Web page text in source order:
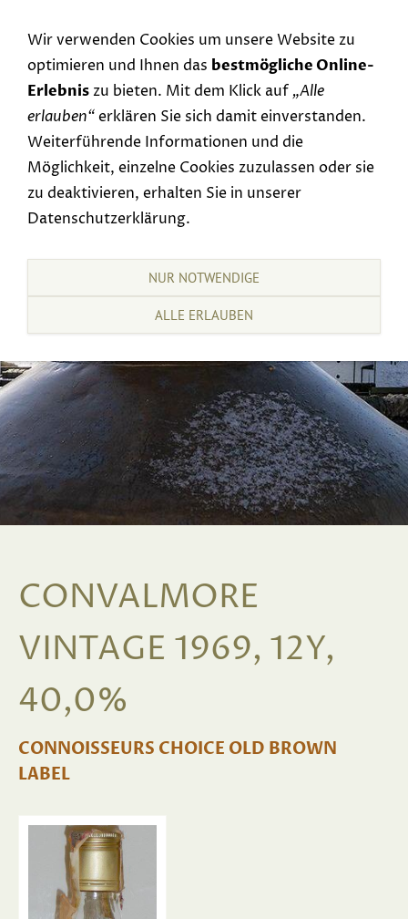
CONVALMORE
VINTAGE 1969, 12Y,
40,0%
CONNOISSEURS CHOICE OLD BROWN
LABEL
Wir verwenden Cookies um unsere Website zu
optimieren und Ihnen das bestmögliche Online-
Erlebniszu bieten. Mit dem Klick auf „Alle
erlauben“erklären Sie sich damit einverstanden.
Weiterführende Informationen und die
Möglichkeit, einzelne Cookies zuzulassen oder sie
zu deaktivieren, erhalten Sie in unserer
Datenschutzerklärung.
NUR NOTWENDIGE
ALLE ERLAUBEN